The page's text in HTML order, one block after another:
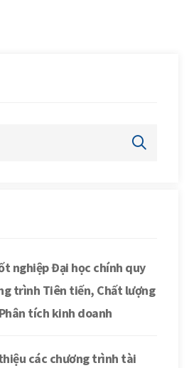
nghiệp Đại học chính quy
trình Tiên tiến, Chất lượng
tích kinh doanh
các chương trình tài